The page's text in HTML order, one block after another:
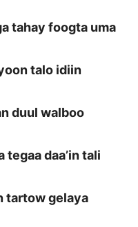
tahay foogta uma
talo idiin
duul walboo
tegaa daa’in tali
tartow gelaya